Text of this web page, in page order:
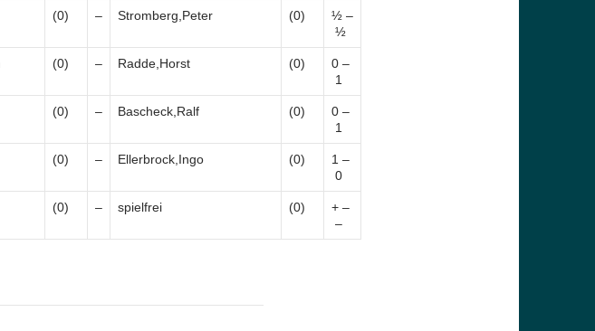
(0) – Stromberg,Peter (0)
½ –
½
(0) – Radde,Horst (0)
0 –
1
(0) – Bascheck,Ralf (0)
0 –
1
(0) – Ellerbrock,Ingo (0)
1 –
0
(0) – spielfrei (0)
+ –
–